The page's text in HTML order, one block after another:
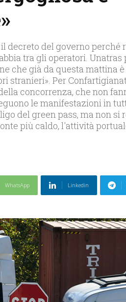
decreto del governo perché
tra gli operatori. Unatras
che già da questa mattina è
stranieri». Per
concorrenza, che non
le manifestazioni in
del green pass, ma non
più caldo, l'attività
WhatsApp Linkedin